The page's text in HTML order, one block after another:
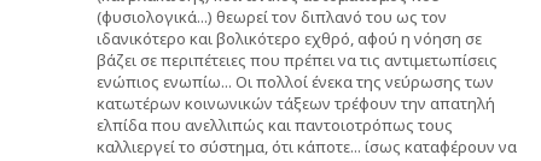
(φυσιολογικά...) θεωρεί τον διπλανό του ως τον
ιδανικότερο και βολικότερο εχθρό, αφού η νόηση σε
βάζει σε περιπέτειες που πρέπει να τις αντιμετωπίσεις
ενώπιος ενωπίω... Οι πολλοί ένεκα της νεύρωσης των
κατωτέρων κοινωνικών τάξεων τρέφουν την απατηλή
ελπίδα που ανελλιπώς και παντοιοτρόπως τους
καλλιεργεί το σύστημα, ότι κάποτε... ίσως καταφέρουν να